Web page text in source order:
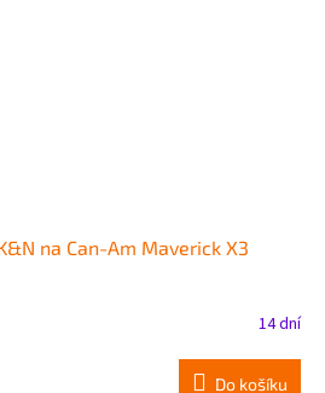
na Can-Am Maverick X3
14 dní
Do košíku